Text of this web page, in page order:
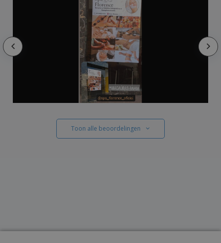
Toon alle beoordelingen